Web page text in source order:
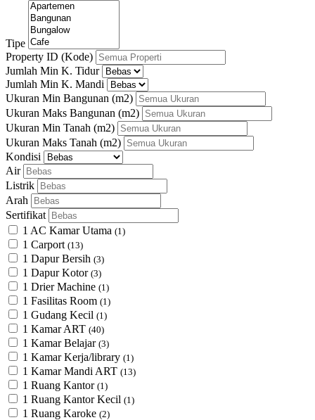
Tipe
Property ID (Kode)
Jumlah Min K. Tidur
Jumlah Min K. Mandi
Ukuran Min Bangunan (m2)
Ukuran Maks Bangunan (m2)
Ukuran Min Tanah (m2)
Ukuran Maks Tanah (m2)
Kondisi
Air
Listrik
Arah
Sertifikat
1 AC Kamar Utama (1)
1 Carport (13)
1 Dapur Bersih (3)
1 Dapur Kotor (3)
1 Drier Machine (1)
1 Fasilitas Room (1)
1 Gudang Kecil (1)
1 Kamar ART (40)
1 Kamar Belajar (3)
1 Kamar Kerja/library (1)
1 Kamar Mandi ART (13)
1 Ruang Kantor (1)
1 Ruang Kantor Kecil (1)
1 Ruang Karoke (2)